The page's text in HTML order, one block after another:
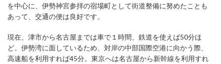
を中心に、伊勢神宮参拝の宿場町として街道整備に努めたことも
あって、交通の便は良好です。
現在、津市から名古屋までは車で１時間、鉄道を使えば50分ほ
ど。伊勢湾に面しているため、対岸の中部国際空港に向かう際、
高速船を利用すれば45分。東京へは名古屋から新幹線を利用すれ